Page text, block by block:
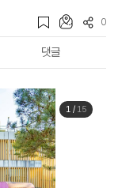
0
댓글
1/ 15